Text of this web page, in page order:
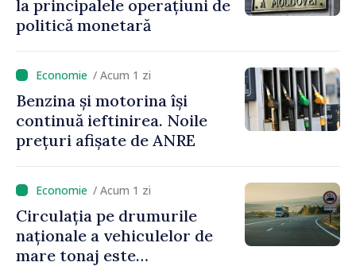
la principalele operațiuni de
politică monetară
/ Acum 1 zi
Benzina și motorina își
continuă ieftinirea. Noile
prețuri afișate de ANRE
/ Acum 1 zi
Circulația pe drumurile
naționale a vehiculelor de
mare tonaj este